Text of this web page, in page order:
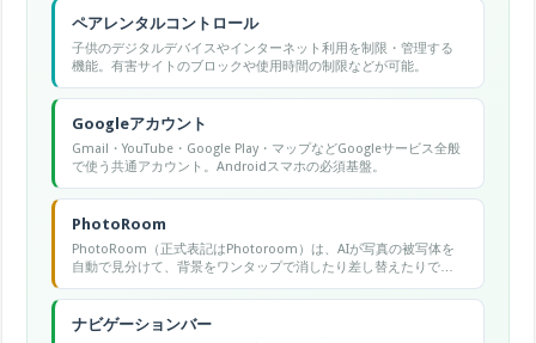
ペアレンタルコントロール
子供のデジタルデバイスやインターネット利用を制限・管理する
機能。有害サイトのブロックや使用時間の制限などが可能。
Googleアカウント
Gmail・YouTube・Google Play・マップなどGoogleサービス全般
で使う共通アカウント。Androidスマホの必須基盤。
PhotoRoom
PhotoRoom（正式表記はPhotoroom）は、AIが写真の被写体を
自動で見分けて、背景をワンタップで消したり差し替えたりでき
るとされる写真編集アプリ・Webサービスです。商品写真や物販
向けの用途で使われることが多いとされます。詳細は流動的なた
め公式での確認をおすすめします。
ナビゲーションバー